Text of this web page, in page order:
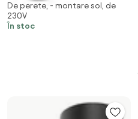
ștecher 200 cm IP65 - Basic
De perete, - montare sol, de
230V
În stoc